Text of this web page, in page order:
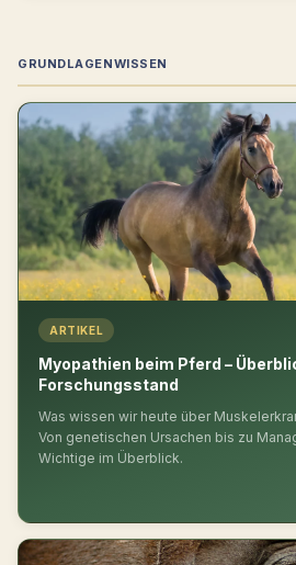
GRUNDLAGENWISSEN
ARTIKEL
Myopathien beim Pferd –
Forschungsstand
Was wissen wir heute über
Von genetischen Ursachen bis zu
Wichtige im Überblick.